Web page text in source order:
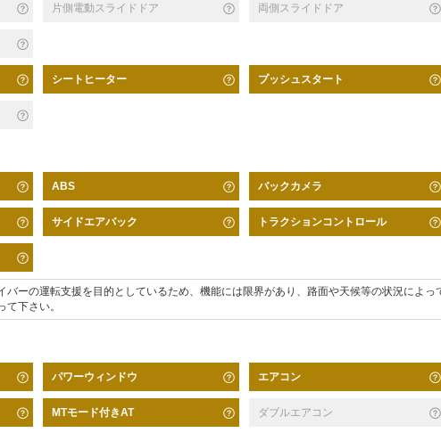
片側電動スライドドア 両側スライドドア
シートヒーター プッシュスタート
ABS バックカメラ
サイドエアバック トラクションコントロール
ーの運転支援を目的としているため、機能には限界があり、路面や天候等の状況によっ
下さい。
パワーウィンドウ エアコン
MTモード付きAT ダブルエアコン